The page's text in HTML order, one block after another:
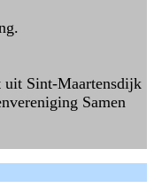
uit Sint-Maartensdijk
Samen